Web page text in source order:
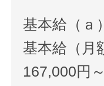
基本給（ａ）
基本給（月
167,000円